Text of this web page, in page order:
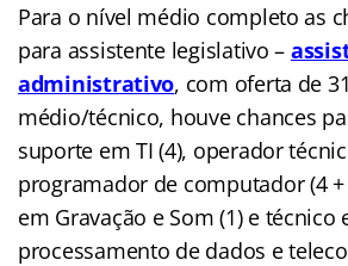
Para o nível médio completo as
para assistente legislativo –
administrativo, com oferta de
médio/técnico, houve chances
suporte em TI (4), operador
programador de computador (4 +
em Gravação e Som (1) e técnico
processamento de dados e